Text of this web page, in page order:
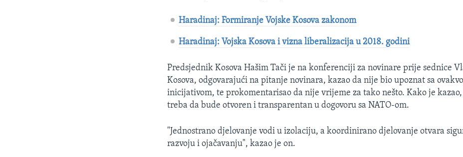
Haradinaj: Formiranje Vojske Kosova zakonom
Haradinaj: Vojska Kosova i vizna liberalizacija u 2018. godini
Predsjednik Kosova Hašim Tači je na konferenciji za novinare prije sednice
Kosova, odgovarajući na pitanje novinara, kazao da nije bio upoznat sa
inicijativom, te prokomentarisao da nije vrijeme za tako nešto. Kako je
treba da bude otvoren i transparentan u dogovoru sa NATO-om.
"Jednostrano djelovanje vodi u izolaciju, a koordinirano djelovanje otvara
razvoju i ojačavanju", kazao je on.